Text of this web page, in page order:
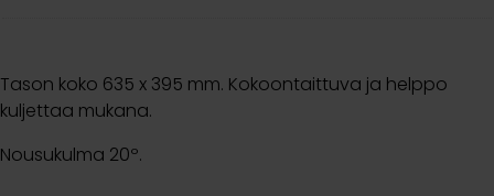
Tason koko 635 x 395 mm. Kokoontaittuva ja helppo
kuljettaa mukana.
Nousukulma 20º.